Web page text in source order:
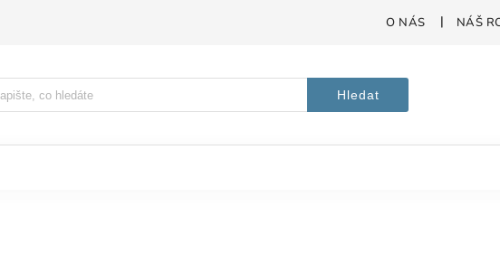
O NÁS NÁŠ
Hledat